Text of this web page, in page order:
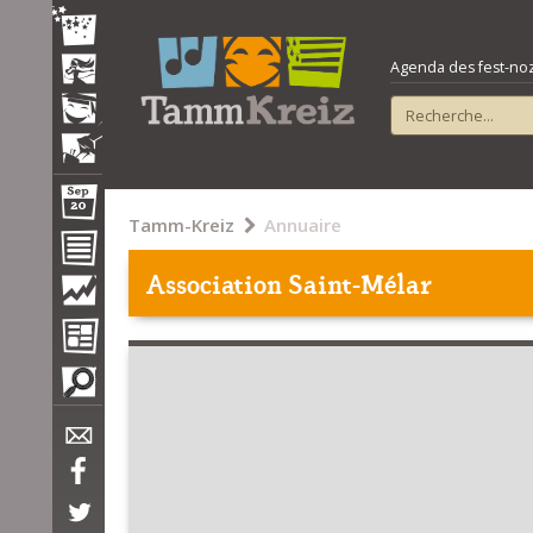
Agenda des fest-
Tamm-Kreiz Annuaire
Association Saint-Mélar